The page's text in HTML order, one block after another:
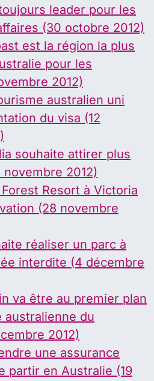
leader pour les
(30 octobre 2012)
est la région la plus
pour les
2012)
australien uni
du visa (12
souhaite attirer plus
2012)
Resort à Victoria
(28 novembre
réaliser un parc à
interdite (4 décembre
va être au premier plan
australienne du
2012)
une assurance
partir en Australie (19